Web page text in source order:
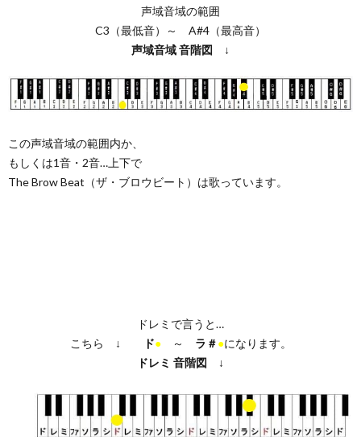
声域音域の範囲
C3（最低音）～ A#4（最高音）
声域音域音階図 ↓
この声域音域の範囲内か、
もしくは1音・2音…上下で
The Brow Beat（ザ・ブロウビート）は歌っています。
ドレミで言うと…
こちら ↓
ド●～ ラ＃●になります。
ドレミ 音階図 ↓